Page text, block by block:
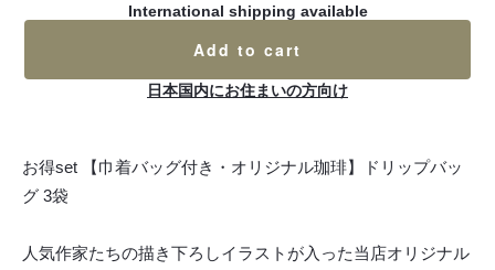
International shipping available
Add to cart
日本国内にお住まいの方向け
お得set 【巾着バッグ付き・オリジナル珈琲】ドリップバッ
グ 3袋
人気作家たちの描き下ろしイラストが入った当店オリジナル